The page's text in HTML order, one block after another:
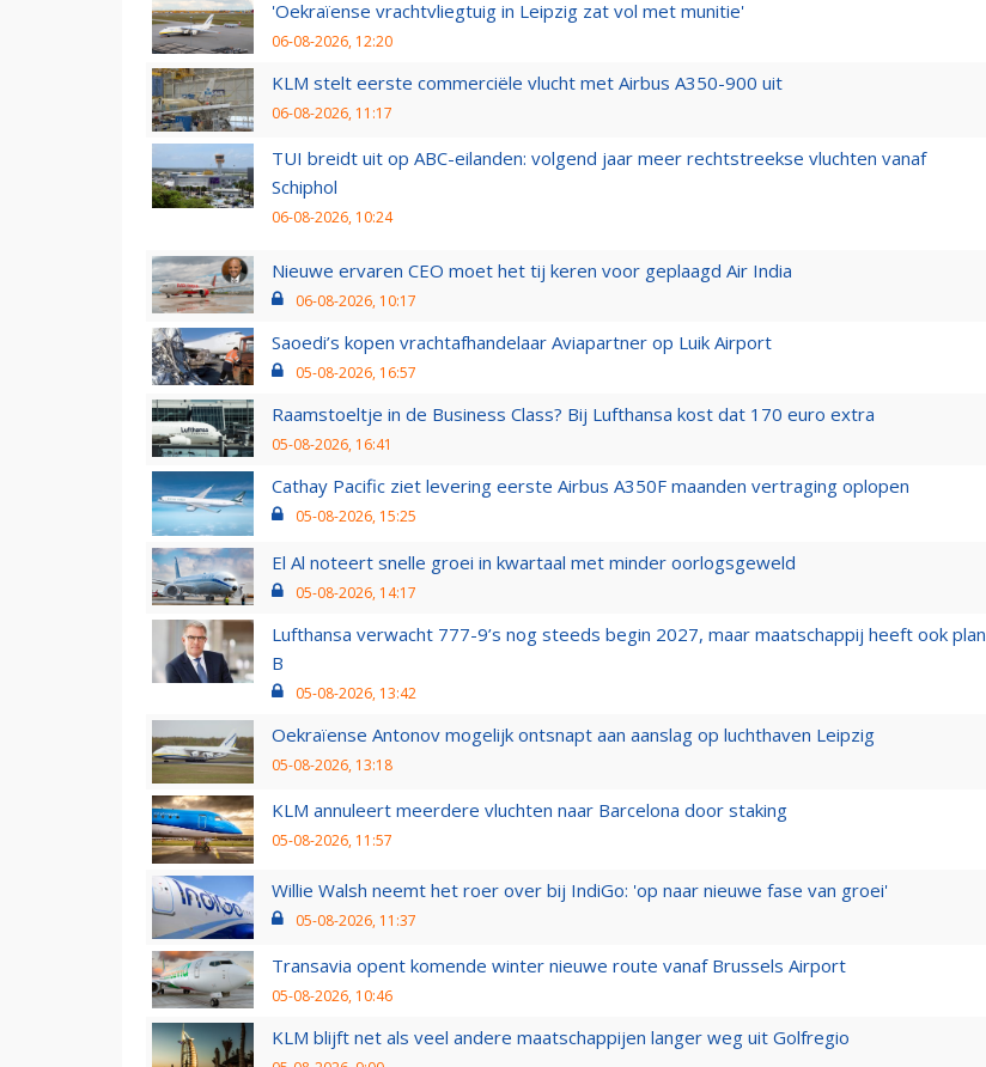
'Oekraïense vrachtvliegtuig in Leipzig zat vol met munitie'
06-08-2026, 12:20
KLM stelt eerste commerciële vlucht met Airbus A350-900 uit
06-08-2026, 11:17
TUI breidt uit op ABC-eilanden: volgend jaar meer rechtstreekse vluchten vanaf
Schiphol
06-08-2026, 10:24
Nieuwe ervaren CEO moet het tij keren voor geplaagd Air India
06-08-2026, 10:17
Saoedi’s kopen vrachtafhandelaar Aviapartner op Luik Airport
05-08-2026, 16:57
Raamstoeltje in de Business Class? Bij Lufthansa kost dat 170 euro extra
05-08-2026, 16:41
Cathay Pacific ziet levering eerste Airbus A350F maanden vertraging oplopen
05-08-2026, 15:25
El Al noteert snelle groei in kwartaal met minder oorlogsgeweld
05-08-2026, 14:17
Lufthansa verwacht 777-9’s nog steeds begin 2027, maar maatschappij heeft ook plan
B
05-08-2026, 13:42
Oekraïense Antonov mogelijk ontsnapt aan aanslag op luchthaven Leipzig
05-08-2026, 13:18
KLM annuleert meerdere vluchten naar Barcelona door staking
05-08-2026, 11:57
Willie Walsh neemt het roer over bij IndiGo: 'op naar nieuwe fase van groei'
05-08-2026, 11:37
Transavia opent komende winter nieuwe route vanaf Brussels Airport
05-08-2026, 10:46
KLM blijft net als veel andere maatschappijen langer weg uit Golfregio